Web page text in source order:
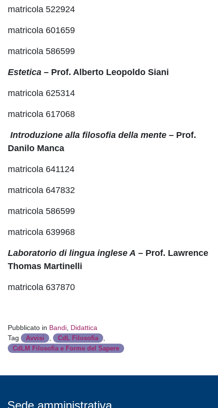
matricola 522924
matricola 601659
matricola 586599
Estetica – Prof. Alberto Leopoldo Siani
matricola 625314
matricola 617068
Introduzione alla filosofia della mente – Prof.
Danilo Manca
matricola 641124
matricola 647832
matricola 586599
matricola 639968
Laboratorio di lingua inglese A – Prof. Lawrence
Thomas Martinelli
matricola 637870
Pubblicato in Bandi Didattica
Tag
Avvisi CdL Filosofia
CdLM Filosofia e Forme del Sapere
Sede amministrativa